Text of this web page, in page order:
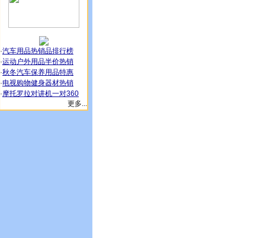
·汽车用品热销品排行榜
·运动户外用品半价热销
·秋冬汽车保养用品特惠
·电视购物健身器材热销
·摩托罗拉对讲机一对360
更多...